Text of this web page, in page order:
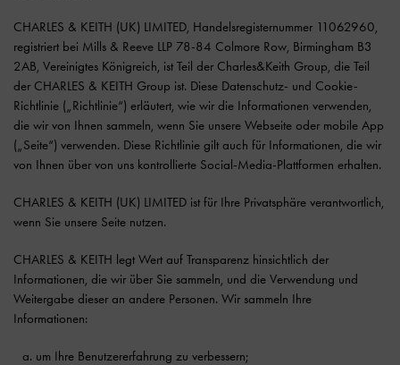
CHARLES & KEITH (UK) LIMITED, Handelsregisternummer 11062960,
registriert bei Mills & Reeve LLP 78-84 Colmore Row, Birmingham B3
2AB, Vereinigtes Königreich, ist Teil der Charles&Keith Group, die Teil
der CHARLES & KEITH Group ist. Diese Datenschutz- und Cookie-
Richtlinie („Richtlinie“) erläutert, wie wir die Informationen verwenden,
die wir von Ihnen sammeln, wenn Sie unsere Webseite oder mobile App
(„Seite“) verwenden. Diese Richtlinie gilt auch für Informationen, die wir
von Ihnen über von uns kontrollierte Social-Media-Plattformen erhalten.
CHARLES & KEITH (UK) LIMITED ist für Ihre Privatsphäre verantwortlich,
wenn Sie unsere Seite nutzen.
CHARLES & KEITH legt Wert auf Transparenz hinsichtlich der
Informationen, die wir über Sie sammeln, und die Verwendung und
Weitergabe dieser an andere Personen. Wir sammeln Ihre
Informationen:
um Ihre Benutzererfahrung zu verbessern;